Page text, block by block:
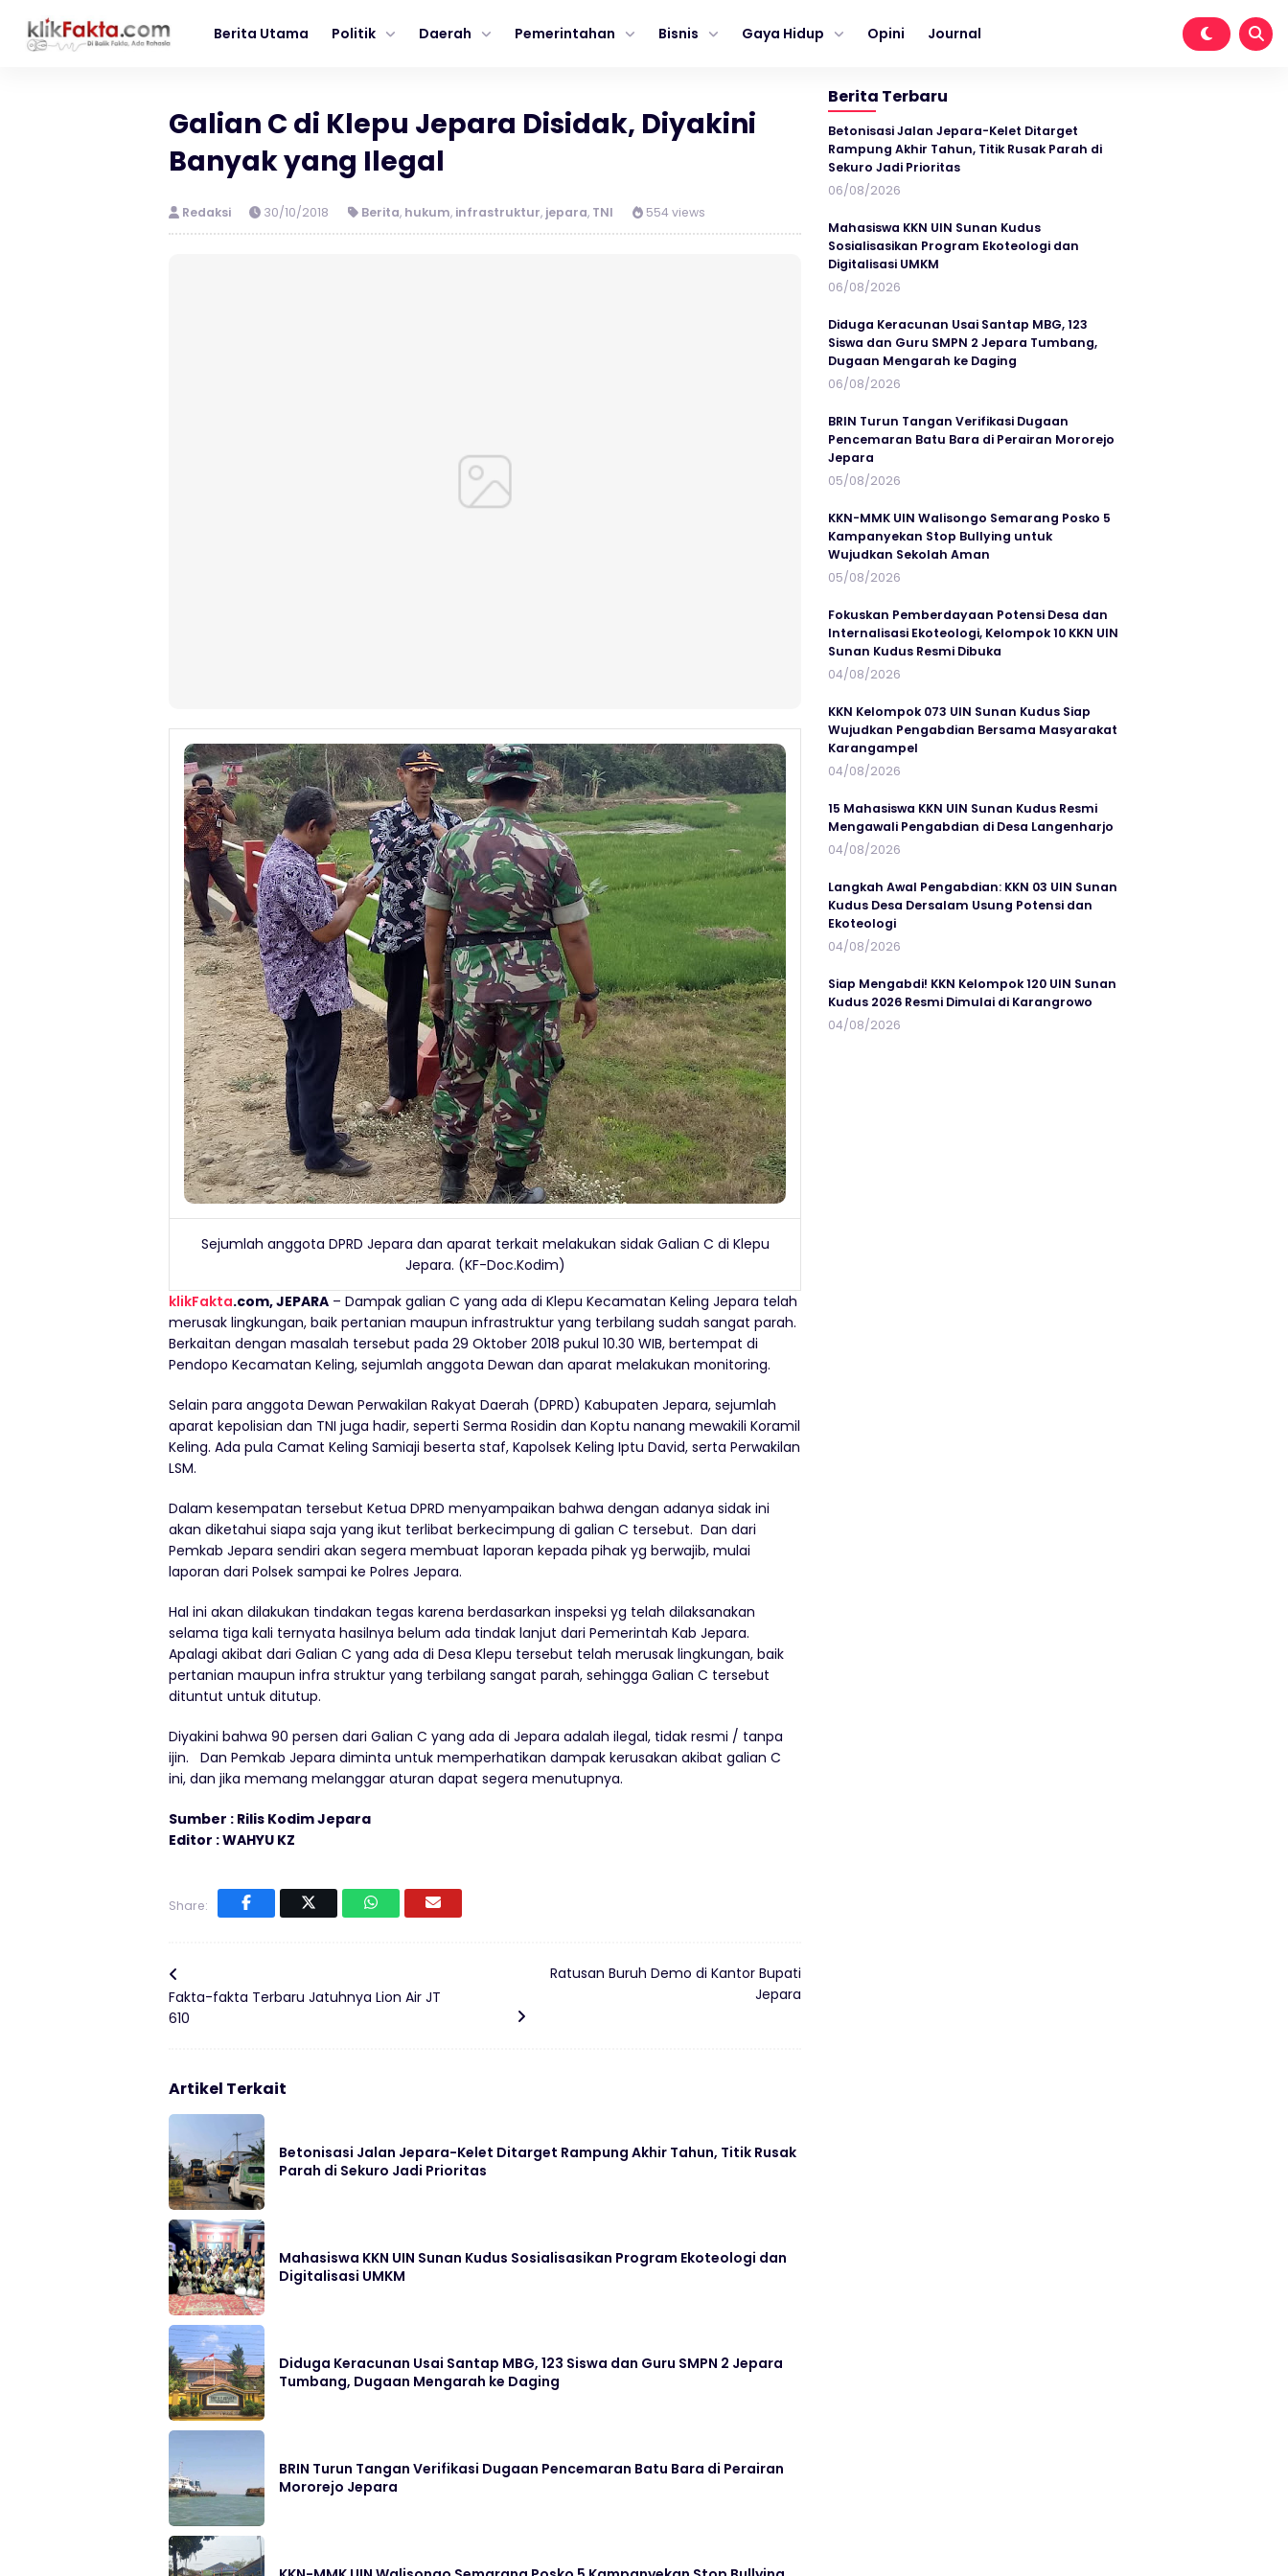
Berita Utama Politik Daerah Pemerintahan Bisnis Gaya Hidup Opini Journal
Galian C di Klepu Jepara Disidak, Diyakini
Banyak yang Ilegal
Redaksi 30/10/2018 Berita, hukum, infrastruktur, jepara, TNI 554 views
Sejumlah anggota DPRD Jepara dan aparat terkait melakukan sidak Galian C di Klepu
Jepara. (KF-Doc.Kodim)
klikFakta.com, JEPARA – Dampak galian C yang ada di Klepu Kecamatan Keling Jepara telah
merusak lingkungan, baik pertanian maupun infrastruktur yang terbilang sudah sangat parah.
Berkaitan dengan masalah tersebut pada 29 Oktober 2018 pukul 10.30 WIB, bertempat di
Pendopo Kecamatan Keling, sejumlah anggota Dewan dan aparat melakukan monitoring.
Selain para anggota Dewan Perwakilan Rakyat Daerah (DPRD) Kabupaten Jepara, sejumlah
aparat kepolisian dan TNI juga hadir, seperti Serma Rosidin dan Koptu nanang mewakili Koramil
Keling. Ada pula Camat Keling Samiaji beserta staf, Kapolsek Keling Iptu David, serta Perwakilan
LSM.
Dalam kesempatan tersebut Ketua DPRD menyampaikan bahwa dengan adanya sidak ini
akan diketahui siapa saja yang ikut terlibat berkecimpung di galian C tersebut. Dan dari
Pemkab Jepara sendiri akan segera membuat laporan kepada pihak yg berwajib, mulai
laporan dari Polsek sampai ke Polres Jepara.
Hal ini akan dilakukan tindakan tegas karena berdasarkan inspeksi yg telah dilaksanakan
selama tiga kali ternyata hasilnya belum ada tindak lanjut dari Pemerintah Kab Jepara.
Apalagi akibat dari Galian C yang ada di Desa Klepu tersebut telah merusak lingkungan, baik
pertanian maupun infra struktur yang terbilang sangat parah, sehingga Galian C tersebut
dituntut untuk ditutup.
Diyakini bahwa 90 persen dari Galian C yang ada di Jepara adalah ilegal, tidak resmi / tanpa
ijin. Dan Pemkab Jepara diminta untuk memperhatikan dampak kerusakan akibat galian C
ini, dan jika memang melanggar aturan dapat segera menutupnya.
Sumber : Rilis Kodim Jepara
Editor : WAHYU KZ
Share:
Fakta-fakta Terbaru Jatuhnya Lion Air JT
610
Ratusan Buruh Demo di Kantor Bupati
Jepara
Artikel Terkait
Betonisasi Jalan Jepara-Kelet Ditarget Rampung Akhir Tahun, Titik Rusak
Parah di Sekuro Jadi Prioritas
Mahasiswa KKN UIN Sunan Kudus Sosialisasikan Program Ekoteologi dan
Digitalisasi UMKM
Diduga Keracunan Usai Santap MBG, 123 Siswa dan Guru SMPN 2 Jepara
Tumbang, Dugaan Mengarah ke Daging
BRIN Turun Tangan Verifikasi Dugaan Pencemaran Batu Bara di Perairan
Mororejo Jepara
Berita Terbaru
Betonisasi Jalan Jepara-Kelet Ditarget
Rampung Akhir Tahun, Titik Rusak Parah di
Sekuro Jadi Prioritas
06/08/2026
Mahasiswa KKN UIN Sunan Kudus
Sosialisasikan Program Ekoteologi dan
Digitalisasi UMKM
06/08/2026
Diduga Keracunan Usai Santap MBG, 123
Siswa dan Guru SMPN 2 Jepara Tumbang,
Dugaan Mengarah ke Daging
06/08/2026
BRIN Turun Tangan Verifikasi Dugaan
Pencemaran Batu Bara di Perairan Mororejo
Jepara
05/08/2026
KKN-MMK UIN Walisongo Semarang Posko 5
Kampanyekan Stop Bullying untuk
Wujudkan Sekolah Aman
05/08/2026
Fokuskan Pemberdayaan Potensi Desa dan
Internalisasi Ekoteologi, Kelompok 10 KKN UIN
Sunan Kudus Resmi Dibuka
04/08/2026
KKN Kelompok 073 UIN Sunan Kudus Siap
Wujudkan Pengabdian Bersama Masyarakat
Karangampel
04/08/2026
15 Mahasiswa KKN UIN Sunan Kudus Resmi
Mengawali Pengabdian di Desa Langenharjo
04/08/2026
Langkah Awal Pengabdian: KKN 03 UIN Sunan
Kudus Desa Dersalam Usung Potensi dan
Ekoteologi
04/08/2026
Siap Mengabdi! KKN Kelompok 120 UIN Sunan
Kudus 2026 Resmi Dimulai di Karangrowo
04/08/2026